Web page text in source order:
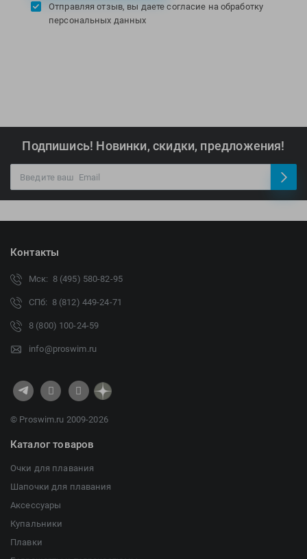
Отправляя отзыв, вы даете согласие на обработку
персональных данных
Подпишись! Новинки, скидки, предложения!
Контакты
Мск: 8 (495) 580-82-95
СПб: 8 (812) 449-24-71
8 (800) 100-24-59
info@proswim.ru
© Proswim.ru 2009-2026
Каталог товаров
Очки для плавания
Шапочки для плавания
Аксессуары
Купальники
Плавки